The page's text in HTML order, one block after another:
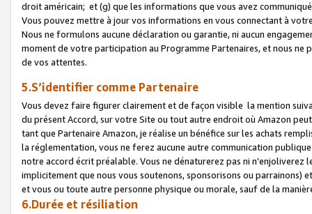
droit américain; et (g) que les informations que vous avez
Vous pouvez mettre à jour vos informations en vous connectant à
Nous ne formulons aucune déclaration ou garantie, ni aucun
moment de votre participation au Programme Partenaires, et nous
de vos attentes.
5.S’identifier comme Partenaire
Vous devez faire figurer clairement et de façon visible la mention
du présent Accord, sur votre Site ou tout autre endroit où Amazon
tant que Partenaire Amazon, je réalise un bénéfice sur les achats
la réglementation, vous ne ferez aucune autre communication
notre accord écrit préalable. Vous ne dénaturerez pas ni
implicitement que nous vous soutenons, sponsorisons ou parrainons)
et vous ou toute autre personne physique ou morale, sauf de la
6.Durée et résiliation